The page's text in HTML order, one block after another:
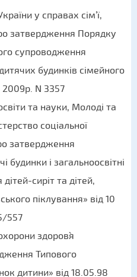
у справах сім’ї,
затвердження Порядку
супроводження
будинків сімейного
2009р. N 3357
та науки, Молоді та
соціальної
затвердження
будинки і загальноосвітні
сиріт та дітей,
піклування» від 10
557
здоров`я
Типового
дитини» від 18.05.98